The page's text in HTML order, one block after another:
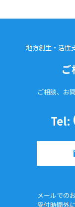
地方創生・活性
ご
ご相談、お
Tel:
メールでの
受付時間外